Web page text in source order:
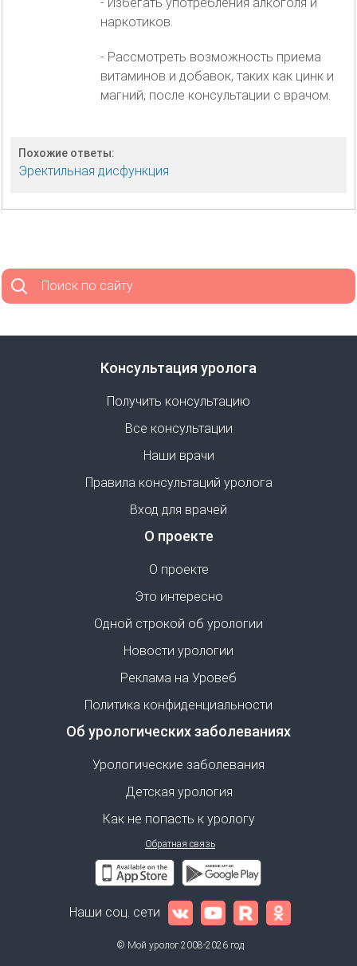
наркотиков.
- Рассмотреть возможность приема
витаминов и добавок, таких как цинк и
магний, после консультации с врачом.
Похожие ответы:
Эректильная дисфункция
Поиск по сайту
Консультация уролога
Получить консультацию
Все консультации
Наши врачи
Правила консультаций уролога
Вход для врачей
О проекте
О проекте
Это интересно
Одной строкой об урологии
Новости урологии
Реклама на Уровеб
Политика конфиденциальности
Об урологических заболеваниях
Урологические заболевания
Детская урология
Как не попасть к урологу
Обратная связь
Наши соц. сети
© Мой уролог 2008-2026 год